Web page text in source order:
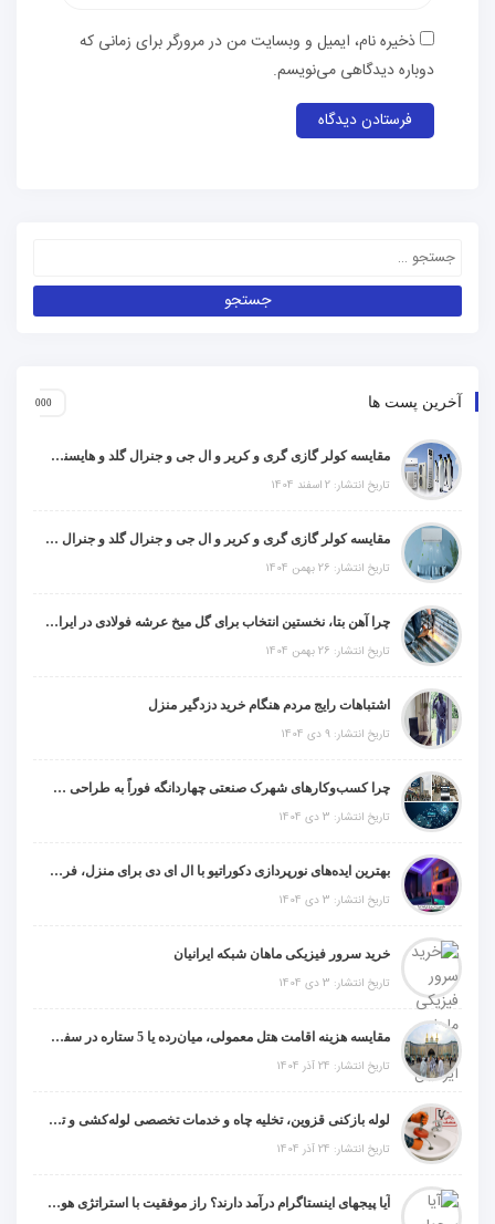
ذخیره نام، ایمیل و وبسایت من در مرورگر برای زمانی که
دوباره دیدگاهی می‌نویسم.
آخرین پست ها
مقایسه کولر گازی گری و کریر و ال جی و جنرال گلد و هایسنس و مدیا و اجنرال
تاریخ انتشار: 2 اسفند 1404
مقایسه کولر گازی گری و کریر و ال جی و جنرال گلد و جنرال شکار و سامسونگ و یونیوا
تاریخ انتشار: 26 بهمن 1404
چرا آهن بتا، نخستین انتخاب برای گل میخ عرشه فولادی در ایران است؟
تاریخ انتشار: 26 بهمن 1404
اشتباهات رایج مردم هنگام خرید دزدگیر منزل
تاریخ انتشار: 9 دی 1404
چرا کسب‌وکارهای شهرک صنعتی چهاردانگه فوراً به طراحی سایت نیاز دارند؟
تاریخ انتشار: 3 دی 1404
بهترین ایده‌های نورپردازی دکوراتیو با ال ای دی برای منزل، فروشگاه و دفتر کار
تاریخ انتشار: 3 دی 1404
خرید سرور فیزیکی ماهان شبکه ایرانیان
تاریخ انتشار: 3 دی 1404
مقایسه هزینه اقامت هتل معمولی، میان‌رده یا 5 ستاره در سفر زیارتی عراق
تاریخ انتشار: 24 آذر 1404
لوله بازکنی قزوین، تخلیه چاه و خدمات تخصصی لوله‌کشی و تشخیص ترکیدگی
تاریخ انتشار: 24 آذر 1404
آیا پیجهای اینستاگرام درآمد دارند؟ راز موفقیت با استراتژی هوشمندانه